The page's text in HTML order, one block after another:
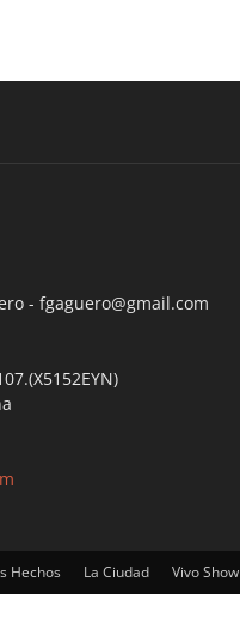
- fgaguero@gmail.com
Hechos La Ciudad Vivo Show